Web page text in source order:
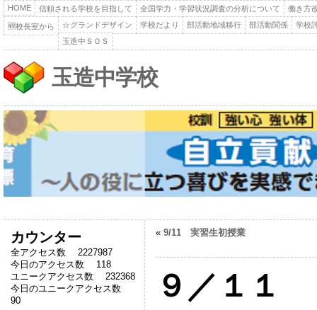
HOME 信頼される学校を目指して 全国学力・学習状況調査の分析について 働き方
🆕校長室から ☆グランドデザイン 学校だより 部活動地域移行 部活動関係
学校
玉造中ＳＯＳ
玉造中学校
カウンター
全アクセス数 2227987
今日のアクセス数 118
ユニークアクセス数 232368
今日のユニークアクセス数
90
« 9/11 実習生初授業
９／１１